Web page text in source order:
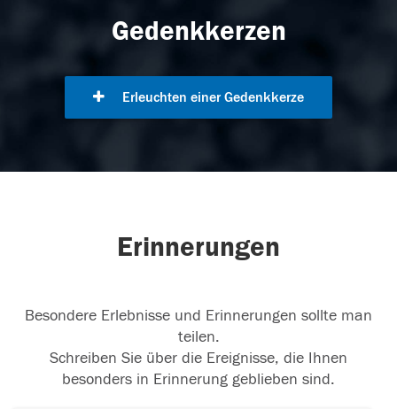
Gedenkkerzen
Erleuchten einer Gedenkkerze
Erinnerungen
Besondere Erlebnisse und Erinnerungen sollte man
teilen.
Schreiben Sie über die Ereignisse, die Ihnen
besonders in Erinnerung geblieben sind.